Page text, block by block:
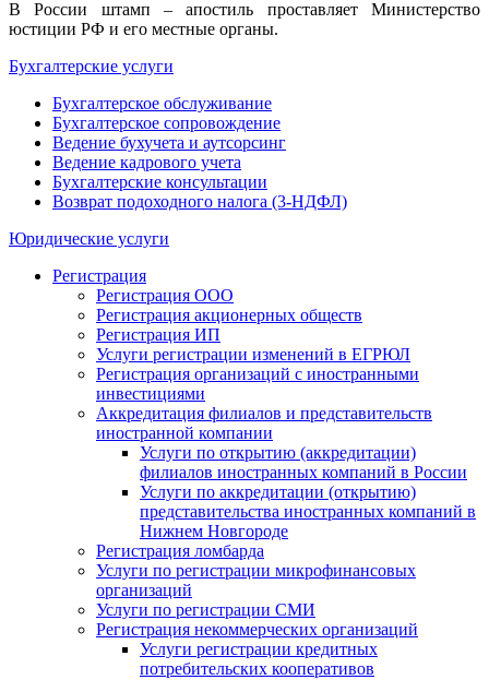
В России штамп – апостиль проставляет Министерство
юстиции РФ и его местные органы.
Бухгалтерские услуги
Бухгалтерское обслуживание
Бухгалтерское сопровождение
Ведение бухучета и аутсорсинг
Ведение кадрового учета
Бухгалтерские консультации
Возврат подоходного налога (3-НДФЛ)
Юридические услуги
Регистрация
Регистрация ООО
Регистрация акционерных обществ
Регистрация ИП
Услуги регистрации изменений в ЕГРЮЛ
Регистрация организаций с иностранными
инвестициями
Аккредитация филиалов и представительств
иностранной компании
Услуги по открытию (аккредитации)
филиалов иностранных компаний в России
Услуги по аккредитации (открытию)
представительства иностранных компаний в
Нижнем Новгороде
Регистрация ломбарда
Услуги по регистрации микрофинансовых
организаций
Услуги по регистрации СМИ
Регистрация некоммерческих организаций
Услуги регистрации кредитных
потребительских кооперативов